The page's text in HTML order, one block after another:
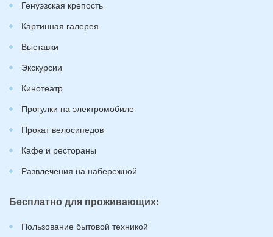
Генуэзская крепость
Картинная галерея
Выставки
Экскурсии
Кинотеатр
Прогулки на электромобиле
Прокат велосипедов
Кафе и рестораны
Развлечения на набережной
Бесплатно для проживающих:
Пользование бытовой техникой